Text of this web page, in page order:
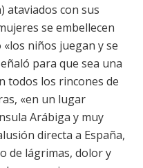
ataviados con sus
se embellecen
niños juegan y se
para que sea una
todos los rincones de
«en un lugar
Arábiga y muy
directa a España,
de lágrimas, dolor y